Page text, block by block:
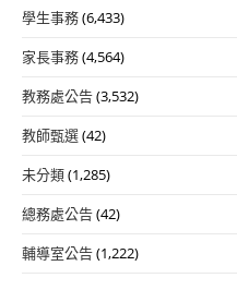
學生事務(6,433)
家長事務(4,564)
教務處公告(3,532)
教師甄選(42)
未分類(1,285)
總務處公告(42)
輔導室公告(1,222)